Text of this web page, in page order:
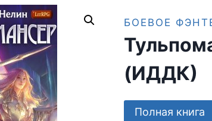
БОЕВОЕ
(ИДДК)
Полная книга